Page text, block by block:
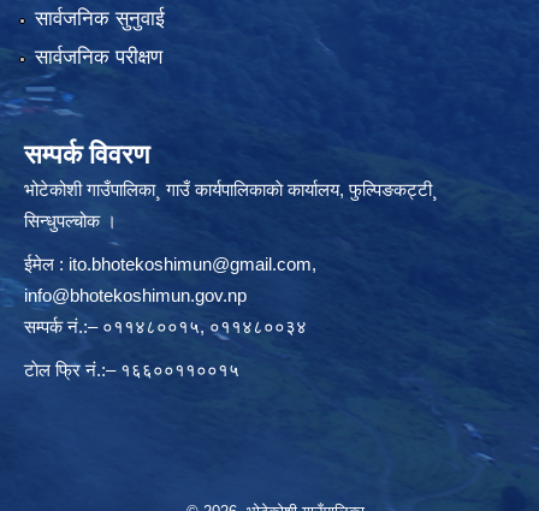
सार्वजनिक सुनुवाई
सार्वजनिक परीक्षण
सम्पर्क विवरण
भोटेकोशी गाउँपालिका¸ गाउँ कार्यपालिकाकाे कार्यालय, फुल्पिङकट्टी¸
सिन्धुपल्चोक ।
ईमेल : ito.bhotekoshimun@gmail.com,
info@bhotekoshimun.gov.np
सम्पर्क नं.:– ०११४८००१५, ०११४८००३४
टाेल फ्रि नं.:– १६६००११००१५